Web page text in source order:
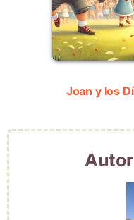
Joan y los